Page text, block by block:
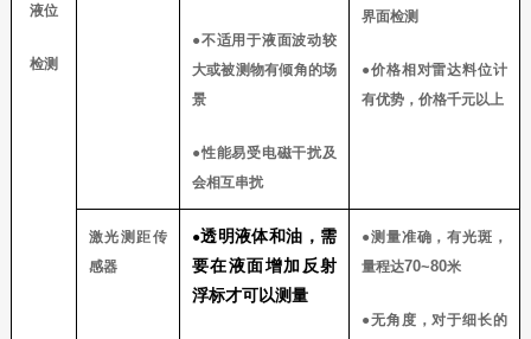
液位
检测
●不适用于液面波动较
大或被测物有倾角的场
景
●性能易受电磁干扰及
会相互串扰
界面检测
●价格相对雷达料位计
有优势，价格千元以上
激光测距传
感器
●透明液体和油，需
要在液面增加反射
浮标才可以测量
●测量准确，有光斑，
量程达70~80米
●无角度，对于细长的